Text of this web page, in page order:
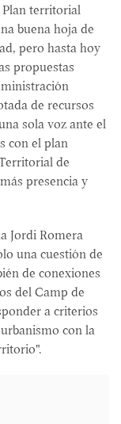
Plan territorial
buena hoja de
pero hasta hoy
propuestas
de recursos
sola voz ante el
con el plan
de
presencia y
Jordi Romera
una cuestión de
de conexiones
del Camp de
a criterios
con la